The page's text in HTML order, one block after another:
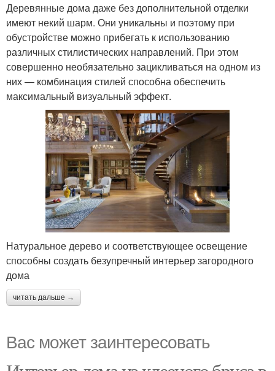
Деревянные дома даже без дополнительной отделки
имеют некий шарм. Они уникальны и поэтому при
обустройстве можно прибегать к использованию
различных стилистических направлений. При этом
совершенно необязательно зацикливаться на одном из
них — комбинация стилей способна обеспечить
максимальный визуальный эффект.
Натуральное дерево и соответствующее освещение
способны создать безупречный интерьер загородного
дома
читать дальше →
Вас может заинтересовать